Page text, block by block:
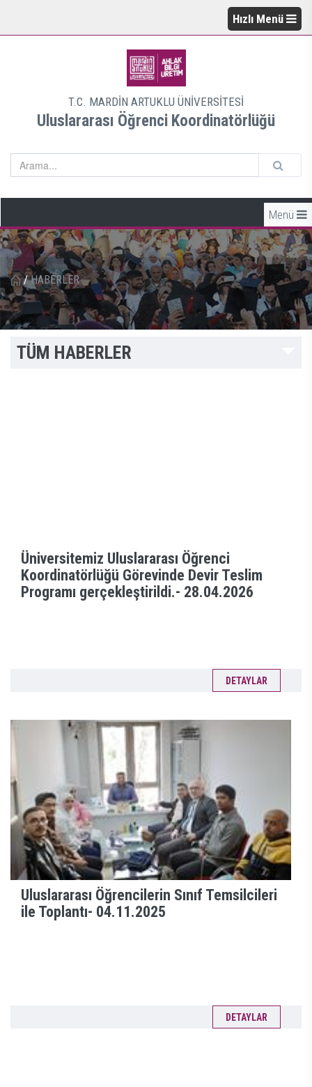
Hızlı Menü
T.C. MARDİN ARTUKLU ÜNİVERSİTESİ
Uluslararası Öğrenci Koordinatörlüğü
Menü
/ HABERLER
TÜM HABERLER
Üniversitemiz Uluslararası Öğrenci
Koordinatörlüğü Görevinde Devir Teslim
Programı gerçekleştirildi.- 28.04.2026
DETAYLAR
Uluslararası Öğrencilerin Sınıf Temsilcileri
ile Toplantı- 04.11.2025
DETAYLAR